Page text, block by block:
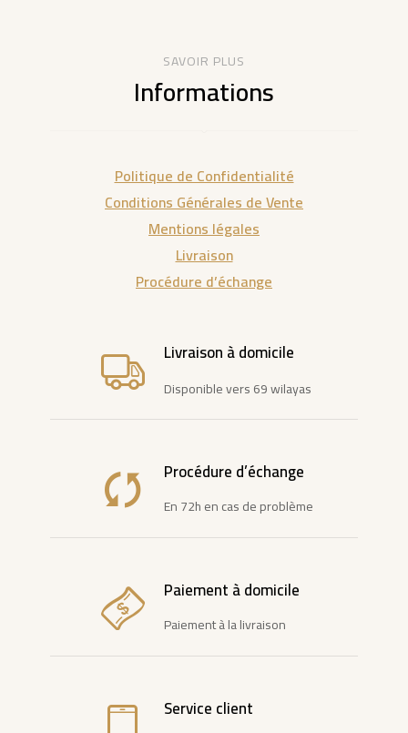
SAVOIR PLUS
Informations
Politique de Confidentialité
Conditions Générales de Vente
Mentions légales
Livraison
Procédure d’échange
Livraison à domicile
Disponible vers 69 wilayas
Procédure d’échange
En 72h en cas de problème
Paiement à domicile
Paiement à la livraison
Service client